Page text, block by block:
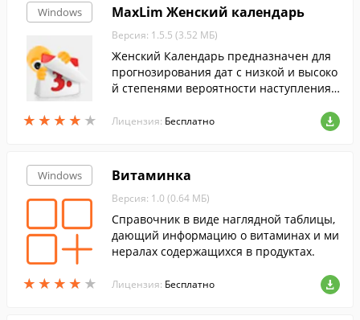
Windows
★ ★ ★ ★ ★
★ ★ ★ ★ ★
MaxLim Женский календарь
Версия: 1.5.5 (3.52 МБ)
Женский Календарь предназначен для
прогнозирования дат с низкой и высоко
й степенями вероятности наступления
дат зачатий.
Лицензия: Бесплатно
Windows
★ ★ ★ ★ ★
★ ★ ★ ★ ★
Витаминка
Версия: 1.0 (0.64 МБ)
Справочник в виде наглядной таблицы,
дающий информацию о витаминах и ми
нералах содержащихся в продуктах.
Лицензия: Бесплатно